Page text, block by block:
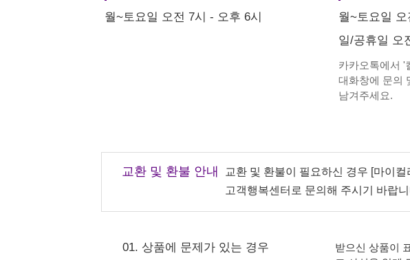
월~토요일 오전 7시 - 오후 6시
월~토요일
일/공휴일 오
카카오톡에서 '
대화창에 문의
남겨주세요.
교환 및 환불 안내
교환 및 환불이 필요하신 경우 [마이
고객행복센터로 문의해 주시기 바랍
01. 상품에 문제가 있는 경우
받으신 상품이